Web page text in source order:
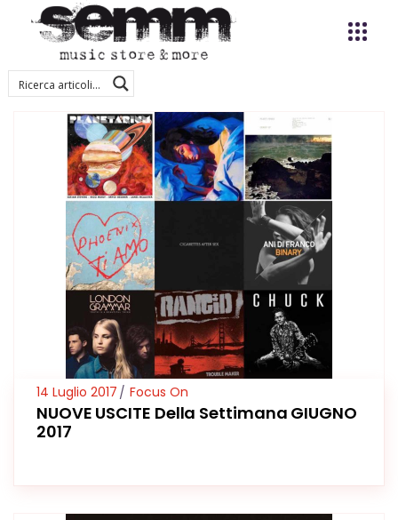
14 Luglio 2017 Focus On
NUOVE USCITE Della Settimana GIUGNO
2017